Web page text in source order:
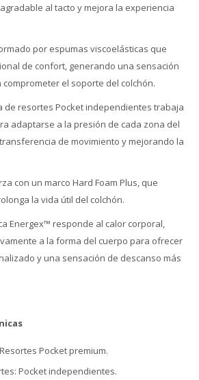
al tacto y mejora la experiencia
por espumas viscoelásticas que
de confort, generando una sensación
el soporte del colchón.
de resortes Pocket independientes trabaja
adaptarse a la presión de cada zona del
de movimiento y mejorando la
con un marco Hard Foam Plus, que
la vida útil del colchón.
Energex™ responde al calor corporal,
a la forma del cuerpo para ofrecer
y una sensación de descanso más
Pocket premium.
Pocket independientes.